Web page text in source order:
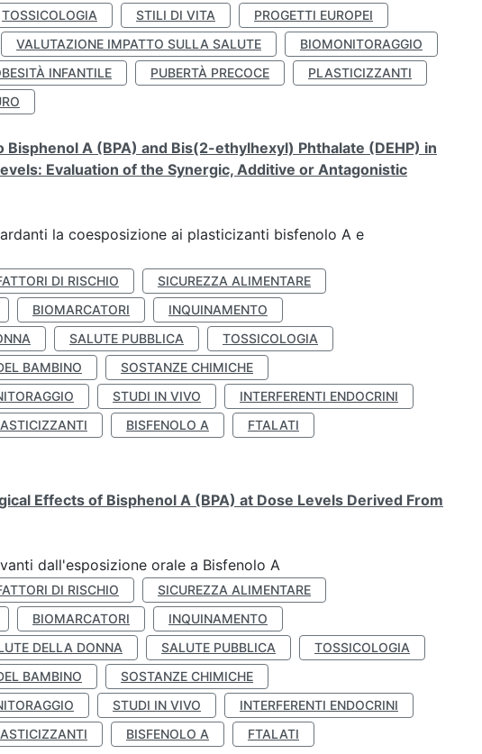
TOSSICOLOGIA STILI DI VITA
PROGETTI EUROPEI
VALUTAZIONE IMPATTO SULLA SALUTE
BIOMONITORAGGIO
INFANTILE PUBERTÀ PRECOCE
PLASTICIZZANTI
A (BPA) and Bis(2-ethylhexyl) Phthalate (DEHP) in
Evaluation of the Synergic, Additive or Antagonistic
la coesposizione ai plasticizanti bisfenolo A e
DI RISCHIO
SICUREZZA ALIMENTARE
BIOMARCATORI
INQUINAMENTO
SALUTE PUBBLICA
TOSSICOLOGIA
BAMBINO
SOSTANZE CHIMICHE
STUDI IN VIVO
INTERFERENTI ENDOCRINI
BISFENOLO A
FTALATI
Effects of Bisphenol A (BPA) at Dose Levels Derived From
dall'esposizione orale a Bisfenolo A
DI RISCHIO
SICUREZZA ALIMENTARE
BIOMARCATORI
INQUINAMENTO
DELLA DONNA SALUTE PUBBLICA
TOSSICOLOGIA
BAMBINO
SOSTANZE CHIMICHE
STUDI IN VIVO
INTERFERENTI ENDOCRINI
BISFENOLO A
FTALATI